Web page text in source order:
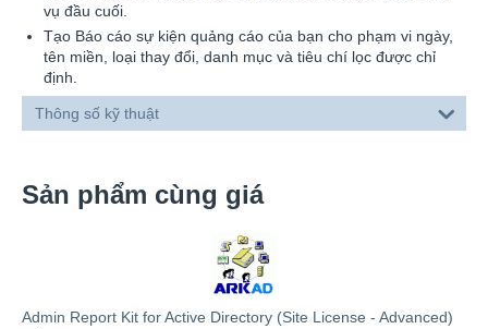
vụ đầu cuối.
Tạo Báo cáo sự kiện quảng cáo của bạn cho phạm vi ngày,
tên miền, loại thay đổi, danh mục và tiêu chí lọc được chỉ
định.
Thông số kỹ thuật
Sản phẩm cùng giá
Admin Report Kit for Active Directory (Site License - Advanced)